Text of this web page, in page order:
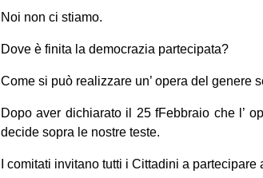
Noi non ci stiamo.
Dove è finita la democrazia partecipata?
Come si può realizzare un’ opera del genere
Dopo aver dichiarato il 25 fFebbraio che l’
decide sopra le nostre teste.
I comitati invitano tutti i Cittadini a